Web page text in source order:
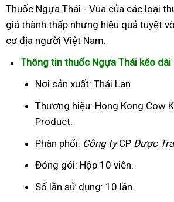
Thuốc Ngựa Thái - Vua của các loại
giá thành thấp nhưng hiệu quả tuyệt
cơ địa người Việt Nam.
Thông tin thuốc Ngựa Thái kéo dài
Nơi sản xuất: Thái Lan
Thương hiệu: Hong Kong Cow
Product.
Phân phối: Công tyCP Dược
Đóng gói: Hộp 10 viên.
Số lần sử dụng: 10 lần.